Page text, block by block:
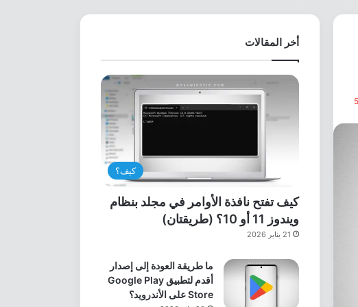
أخر المقالات
كيف؟
كيف تفتح نافذة الأوامر في مجلد بنظام
ويندوز 11 أو 10؟ (طريقتان)
21 يناير 2026
ما طريقة العودة إلى إصدار
أقدم لتطبيق Google Play
Store على الأندرويد؟